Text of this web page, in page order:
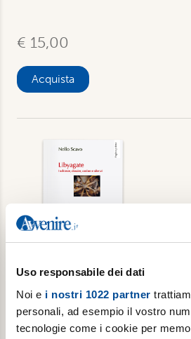
Uso responsabile dei dati
Noi e i nostri 1022 partner
personali, ad esempio il vostro
tecnologie come i cookie per
€ 15,00
Acquista
Libyagate. Inchieste,
silenzi
Di Nello Scavo